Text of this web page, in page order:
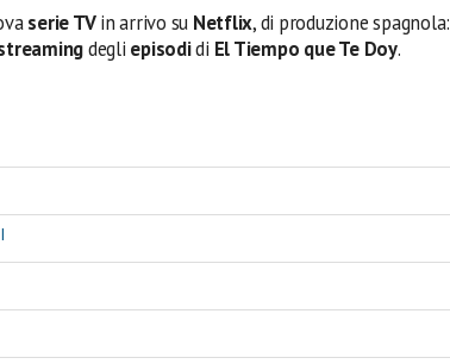
serie TVin arrivo su Netflix, di produzione spagnola:
degli episodidi El Tiempo que Te Doy.